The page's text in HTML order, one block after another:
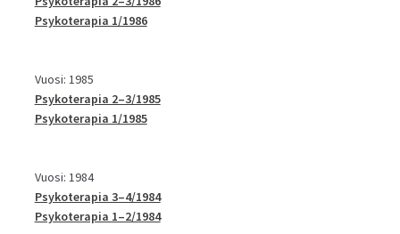
Psykoterapia 1/1986
Vuosi: 1985
Psykoterapia 2–3/1985
Psykoterapia 1/1985
Vuosi: 1984
Psykoterapia 3–4/1984
Psykoterapia 1–2/1984